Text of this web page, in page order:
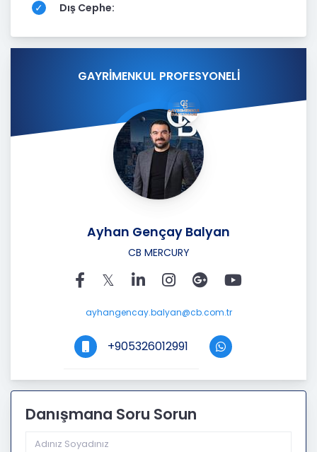
Dış Cephe:
GAYRİMENKUL PROFESYONELİ
Ayhan Gençay Balyan
CB MERCURY
ayhangencay.balyan@cb.com.tr
+905326012991
Danışmana Soru Sorun